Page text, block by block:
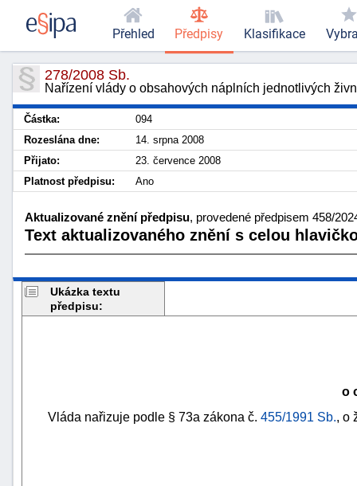
278/2008 Sb.
Nařízení vlády o obsahových náplních jednotlivých
Částka: 094
Rozeslána dne:
14. srpna 2008
Přijato:
23. července 2008
Platnost předpisu:
Ano
Aktualizované znění předpisu, provedené předpisem 458/
Text aktualizovaného znění s celou
Ukázka textu
předpisu:
o
Vláda nařizuje podle § 73a zákona č. 455/1991 Sb., o
Přehled Předpisy Klasifikace